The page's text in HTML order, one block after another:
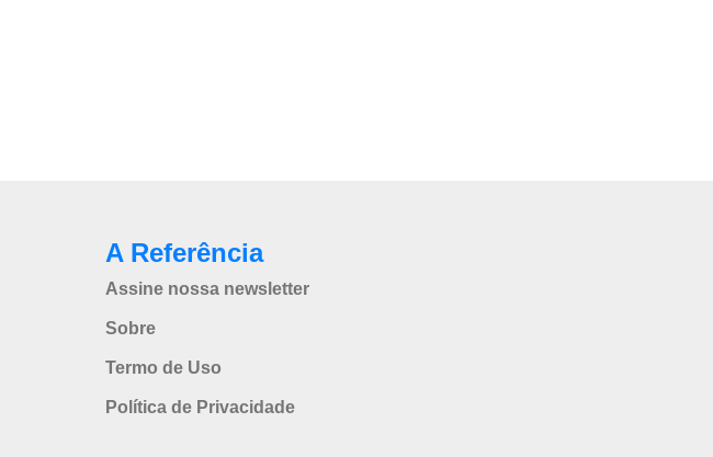
A Referência
Assine nossa newsletter
Sobre
Termo de Uso
Política de Privacidade